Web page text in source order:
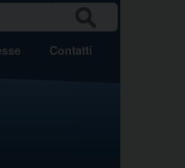
CA
Contatti